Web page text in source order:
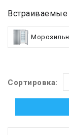
Сортировка: